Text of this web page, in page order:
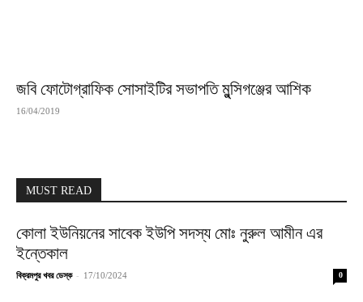
জবি ফোটোগ্রাফিক সোসাইটির সভাপতি মুন্সিগঞ্জের আশিক
16/04/2019
MUST READ
কোলা ইউনিয়নের সাবেক ইউপি সদস্য মোঃ নুরুল আমীন এর
ইন্তেকাল
বিক্রমপুর খবর ডেস্ক - 17/10/2024 0